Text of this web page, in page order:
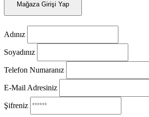
Mağaza Girişi Yap
Adınız
Soyadınız
Telefon Numaranız
E-Mail Adresiniz
Şifreniz